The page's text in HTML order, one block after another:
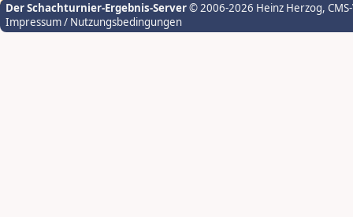
Der Schachturnier-Ergebnis-Server© 2006-2026 Heinz Herzog,
Impressum / Nutzungsbedingungen